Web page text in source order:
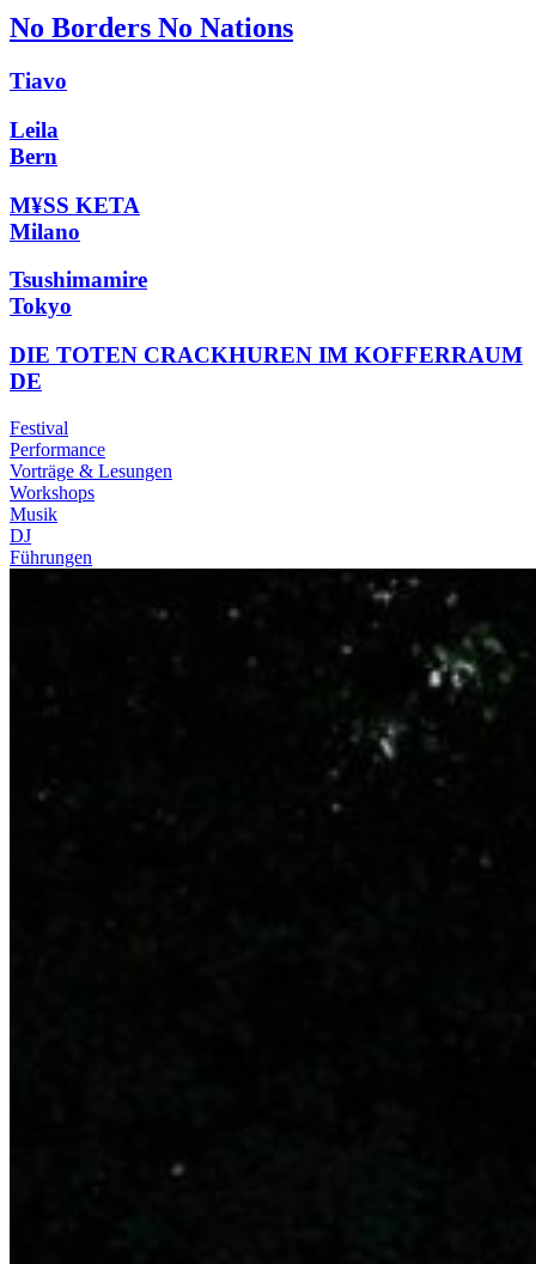
No Borders No Nations
Tiavo
Leila
Bern
M¥SS KETA
Milano
Tsushimamire
Tokyo
DIE TOTEN CRACKHUREN IM KOFFERRAUM
DE
Festival
Performance
Vorträge & Lesungen
Workshops
Musik
DJ
Führungen